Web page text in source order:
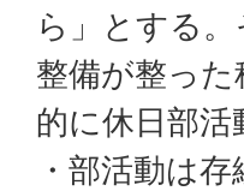
ら」とする
整備が整っ
的に休日部
・部活動は